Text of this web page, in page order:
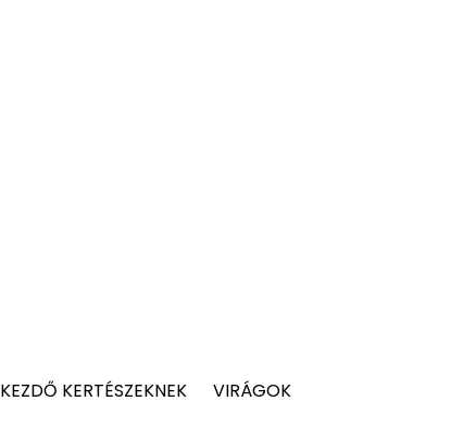
KEZDŐ KERTÉSZEKNEK
VIRÁGOK